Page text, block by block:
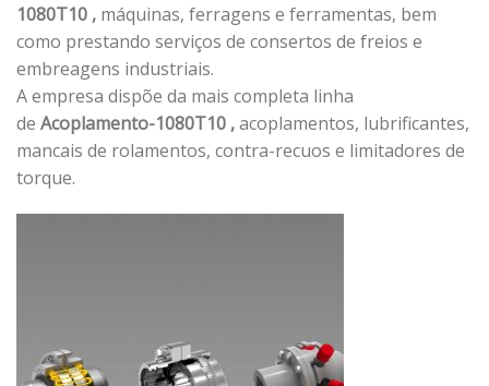
1080T10 , máquinas, ferragens e ferramentas, bem
como prestando serviços de consertos de freios e
embreagens industriais.
A empresa dispõe da mais completa linha
de Acoplamento-1080T10 ,acoplamentos, lubrificantes,
mancais de rolamentos, contra-recuos e limitadores de
torque.